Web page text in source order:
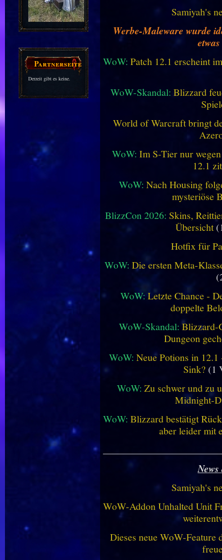
Partnerseiten
Derzeit gibt es keine.
Samiyah's
Werbe-Maleware wurde
WoW: Patch 12.1 erscheint
WoW-Skandal: Blizzard
World of Warcraft bringt
WoW: Im S-Tier nur
12.1
WoW: Nach Housing
mysteriöse
BlizzCon 2026: Skins,
Übersicht
Hotfix für
WoW: Die ersten Meta-
WoW:Letzte Chance -
doppelte
WoW-Skandal: Blizzard-
Dungeon
WoW:Neue Potions in
Sink? (1
WoW: Zu schwer und zu
Midnight-
WoW: Blizzard bestätigt
aber leider mit
Samiyah's
WoW-Addon Unhalted Unit
Dieses neue WoW-